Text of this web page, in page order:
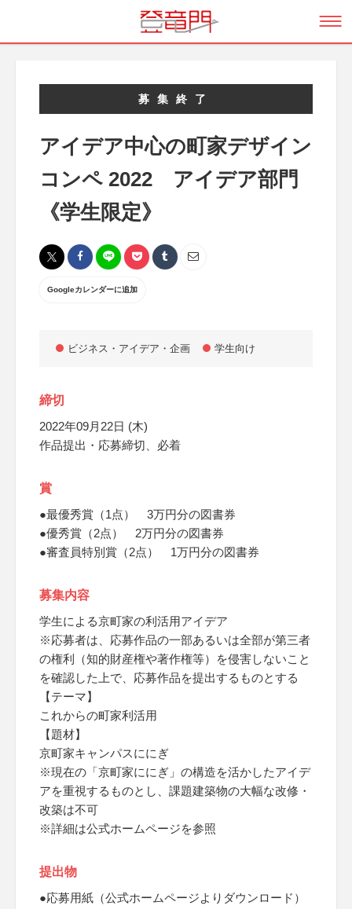
募集終了
アイデア中心の町家デザイン
コンペ 2022 アイデア部門
《学生限定》
Googleカレンダーに追加
ビジネス・アイデア・企画 学生向け
締切
2022年09月22日 (木)
作品提出・応募締切、必着
賞
●最優秀賞（1点） 3万円分の図書券
●優秀賞（2点） 2万円分の図書券
●審査員特別賞（2点） 1万円分の図書券
募集内容
学生による京町家の利活用アイデア
※応募者は、応募作品の一部あるいは全部が第三者
の権利（知的財産権や著作権等）を侵害しないこと
を確認した上で、応募作品を提出するものとする
【テーマ】
これからの町家利活用
【題材】
京町家キャンパスににぎ
※現在の「京町家ににぎ」の構造を活かしたアイデ
アを重視するものとし、課題建築物の大幅な改修・
改築は不可
※詳細は公式ホームページを参照
提出物
●応募用紙（公式ホームページよりダウンロード）